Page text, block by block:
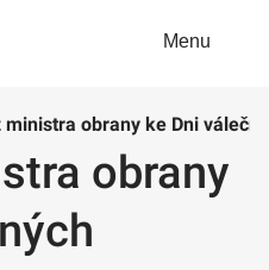
Menu
ministra obrany ke Dni
obrany